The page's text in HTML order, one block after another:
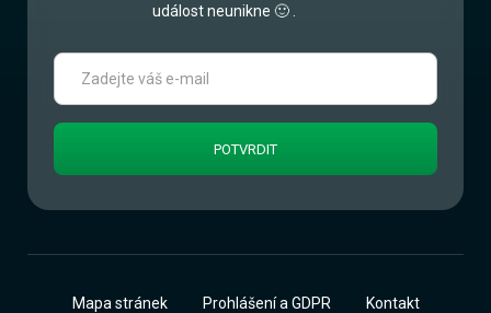
událost neunikne 🙂 .
Mapa stránek Prohlášení a GDPR Kontakt